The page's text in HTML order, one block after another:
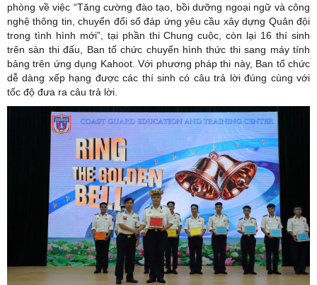
phòng về việc “Tăng cường đào tạo, bồi dưỡng ngoại ngữ và công
nghệ thông tin, chuyển đổi số đáp ứng yêu cầu xây dựng Quân đội
trong tình hình mới”, tại phần thi Chung cuộc, còn lại 16 thí sinh
trên sàn thi đấu, Ban tổ chức chuyển hình thức thi sang máy tính
bảng trên ứng dụng Kahoot. Với phương pháp thi này, Ban tổ chức
dễ dàng xếp hạng được các thí sinh có câu trả lời đúng cùng với
tốc độ đưa ra câu trả lời.